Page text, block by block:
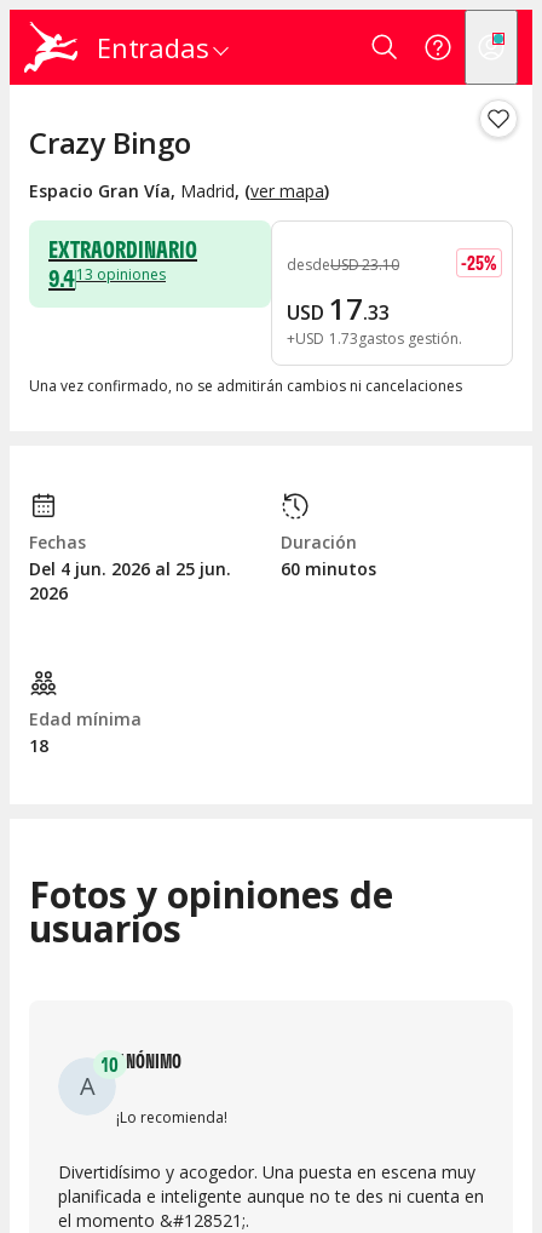
Entradas
Crazy Bingo
Espacio Gran Vía, Madrid, (ver mapa)
EXTRAORDINARIO
9.413 opiniones desdeUSD23.10 -25%
USD 17.33
+USD 1 .73gastos gestión
Una vez confirmado, no se admitirán cambios ni cancelaciones
Fechas
Del 4 jun. 2026 al 25 jun.
2026
Duración
60 minutos
Edad mínima
18
Fotos y opiniones de
usuarios
A
10ANÓNIMO
¡Lo recomienda!
Divertidísimo y acogedor. Una puesta en escena muy
planificada e inteligente aunque no te des ni cuenta en
el momento &#128521;.